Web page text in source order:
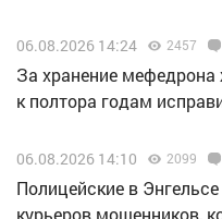
06.08.2026 14:24 2457
За хранение мефедрона
к полтора годам
06.08.2026 14:10 2099
Полицейские в
курьеров мошенников,